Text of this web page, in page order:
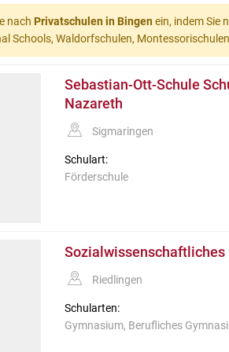
nach Privatschulen in Bingen ein, indem Sie
Schools, Waldorfschulen,
Sebastian-Ott-Schule
Nazareth
Sigmaringen
Schulart:
Förderschule
Sozialwissenschaftliches
Riedlingen
Schularten:
Gymnasium, Berufliches